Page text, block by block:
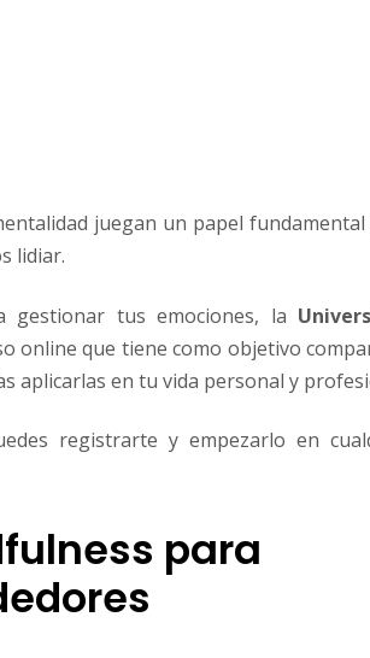
juegan un papel
lidiar.
tus emociones, la
online que tiene como objetivo
aplicarlas en tu vida personal y
registrarte y empezarlo en
para